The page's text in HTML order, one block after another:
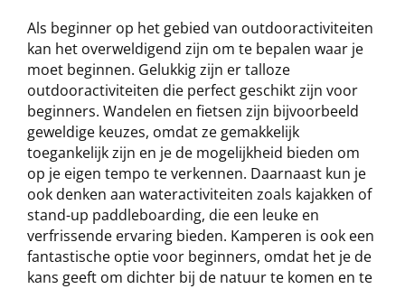
Als beginner op het gebied van outdooractiviteiten
kan het overweldigend zijn om te bepalen waar je
moet beginnen. Gelukkig zijn er talloze
outdooractiviteiten die perfect geschikt zijn voor
beginners. Wandelen en fietsen zijn bijvoorbeeld
geweldige keuzes, omdat ze gemakkelijk
toegankelijk zijn en je de mogelijkheid bieden om
op je eigen tempo te verkennen. Daarnaast kun je
ook denken aan wateractiviteiten zoals kajakken of
stand-up paddleboarding, die een leuke en
verfrissende ervaring bieden. Kamperen is ook een
fantastische optie voor beginners, omdat het je de
kans geeft om dichter bij de natuur te komen en te